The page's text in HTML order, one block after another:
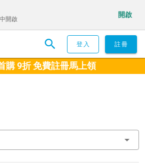
開啟
開啟
登入 註冊
購 9折 免費註冊馬上領